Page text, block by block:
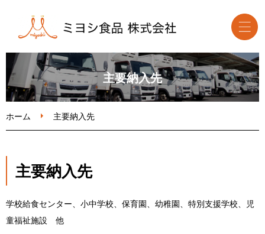
ホーム
食品卸事業
お問い合わせ
主要納入先
ホーム 主要納入先
主要納入先
学校給食センター、小中学校、保育園、幼稚園、特別支援学校、児
童福祉施設 他